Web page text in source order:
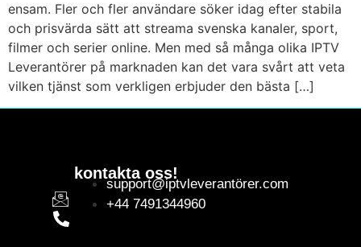
ensam. Fler och fler användare söker idag efter stabila
och prisvärda sätt att streama svenska kanaler, sport,
filmer och serier online. Men med så många olika IPTV
Leverantörer på marknaden kan det vara svårt att veta
vilken tjänst som verkligen erbjuder den bästa […]
kontakta oss!
support@iptvleverantörer.com
+44 7491344960